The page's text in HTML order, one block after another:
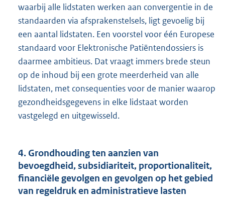
waarbij alle lidstaten werken aan convergentie in de
standaarden via afsprakenstelsels, ligt gevoelig bij
een aantal lidstaten. Een voorstel voor één Europese
standaard voor Elektronische Patiëntendossiers is
daarmee ambitieus. Dat vraagt immers brede steun
op de inhoud bij een grote meerderheid van alle
lidstaten, met consequenties voor de manier waarop
gezondheidsgegevens in elke lidstaat worden
vastgelegd en uitgewisseld.
4. Grondhouding ten aanzien van
bevoegdheid, subsidiariteit, proportionaliteit,
financiële gevolgen en gevolgen op het gebied
van regeldruk en administratieve lasten